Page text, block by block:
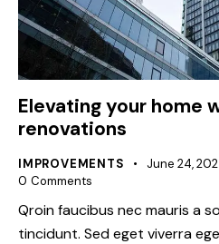
Elevating your home
renovations
IMPROVEMENTS June 24,
0 Comments
Qroin faucibus nec mauris a
tincidunt. Sed eget viverra